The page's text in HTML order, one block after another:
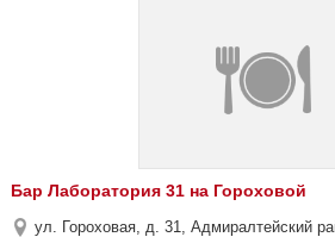
Бар Лаборатория 31 на Гороховой
ул. Гороховая, д. 31, Адмиралтейский